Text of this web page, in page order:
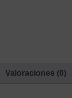
Valoraciones (0)